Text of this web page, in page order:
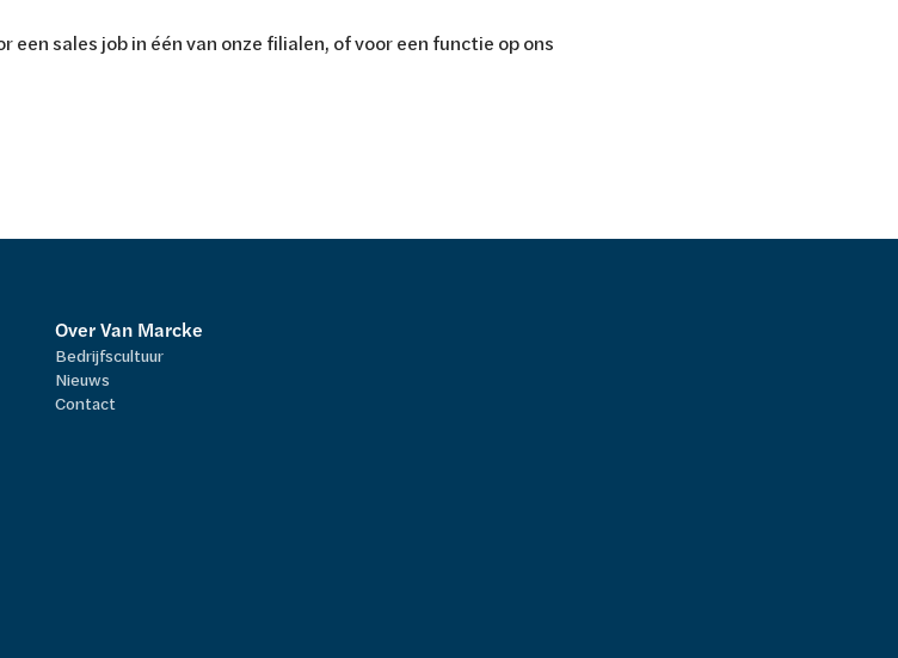
een sales job in één van onze filialen, of voor een functie op ons
Over Van Marcke
Bedrijfscultuur
Nieuws
Contact